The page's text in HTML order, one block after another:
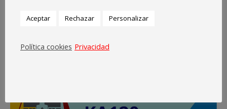
Aceptar Rechazar Personalizar
Política cookies Privacidad